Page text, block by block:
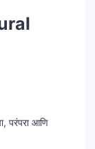
परंपरा आणि